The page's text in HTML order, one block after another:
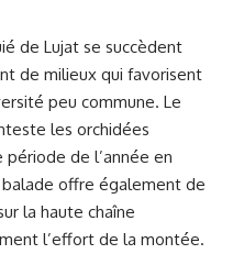
de Lujat se succèdent
de milieux qui favorisent
peu commune. Le
les orchidées
de l’année en
offre également de
la haute chaîne
l’effort de la montée.